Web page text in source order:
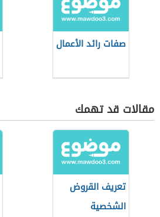
صفات رائد الأعمال
مقالات قد تهمك
تعريف القروض
الشخصية